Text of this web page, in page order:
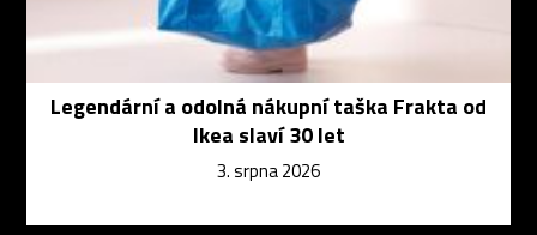
Legendární a odolná nákupní taška Frakta od
Ikea slaví 30 let
3. srpna 2026